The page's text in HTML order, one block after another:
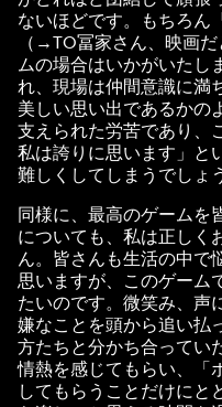
ないほどです。もちろん
（→TO冨家さん、映画
ムの場合はいかがいたし
れ、現場は仲間意識に満
美しい思い出であるかの
支えられた労苦であり、
私は誇りに思います」と
難しくしてしまうでしょう
同様に、最高のゲームを
についても、私は正しく
ん。皆さんも生活の中で
思いますが、このゲーム
たいのです。微笑み、声
嫌なことを頭から追い払
方たちと分かち合ってい
情熱を感じてもらい、「
してもらうことだけにと